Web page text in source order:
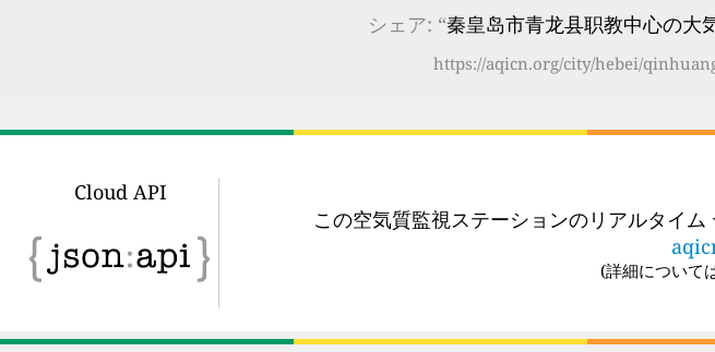
シェア: “秦皇岛市青龙县职教中心の大
https://aqicn.org/city/hebei/
Cloud API
この空気質監視ステーションのリアルタイ
(詳細について